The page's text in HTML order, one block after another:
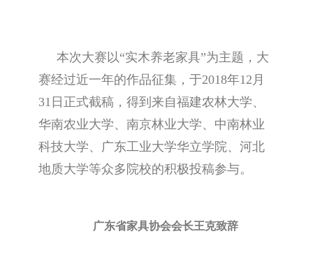
本次大赛以“实木养老家具”为主题，大
赛经过近一年的作品征集，于2018年12月
31日正式截稿，得到来自福建农林大学、
华南农业大学、南京林业大学、中南林业
科技大学、广东工业大学华立学院、河北
地质大学等众多院校的积极投稿参与。
广东省家具协会会长王克致辞